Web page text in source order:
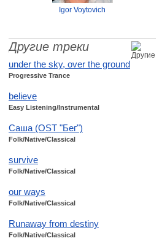
Igor Voytovich
Другие треки
under the sky, over the ground
Progressive Trance
believe
Easy Listening/Instrumental
Саша (OST "Бег")
Folk/Native/Classical
survive
Folk/Native/Classical
our ways
Folk/Native/Classical
Runaway from destiny
Folk/Native/Classical